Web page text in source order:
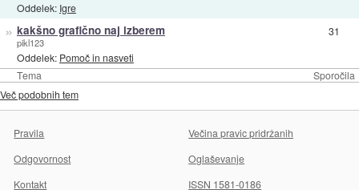
Tema Sporočila
Oddelek: Igre
» kakšno grafično naj izberem
pikl123
Oddelek: Pomoč in nasveti
31
Več podobnih tem
Pravila
Večina pravic pridržanih
Odgovornost
Oglaševanje
Kontakt
ISSN 1581-0186